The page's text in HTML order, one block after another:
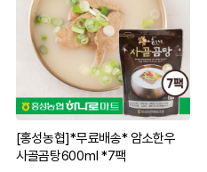
[홍성농협]*무료배송* 암소한우
사골곰탕600ml *7팩